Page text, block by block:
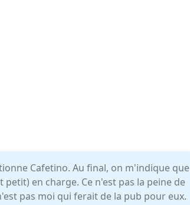
Cafetino. Au final, on m'indique que
en charge. Ce n'est pas la peine de
pas moi qui ferait de la pub pour eux.